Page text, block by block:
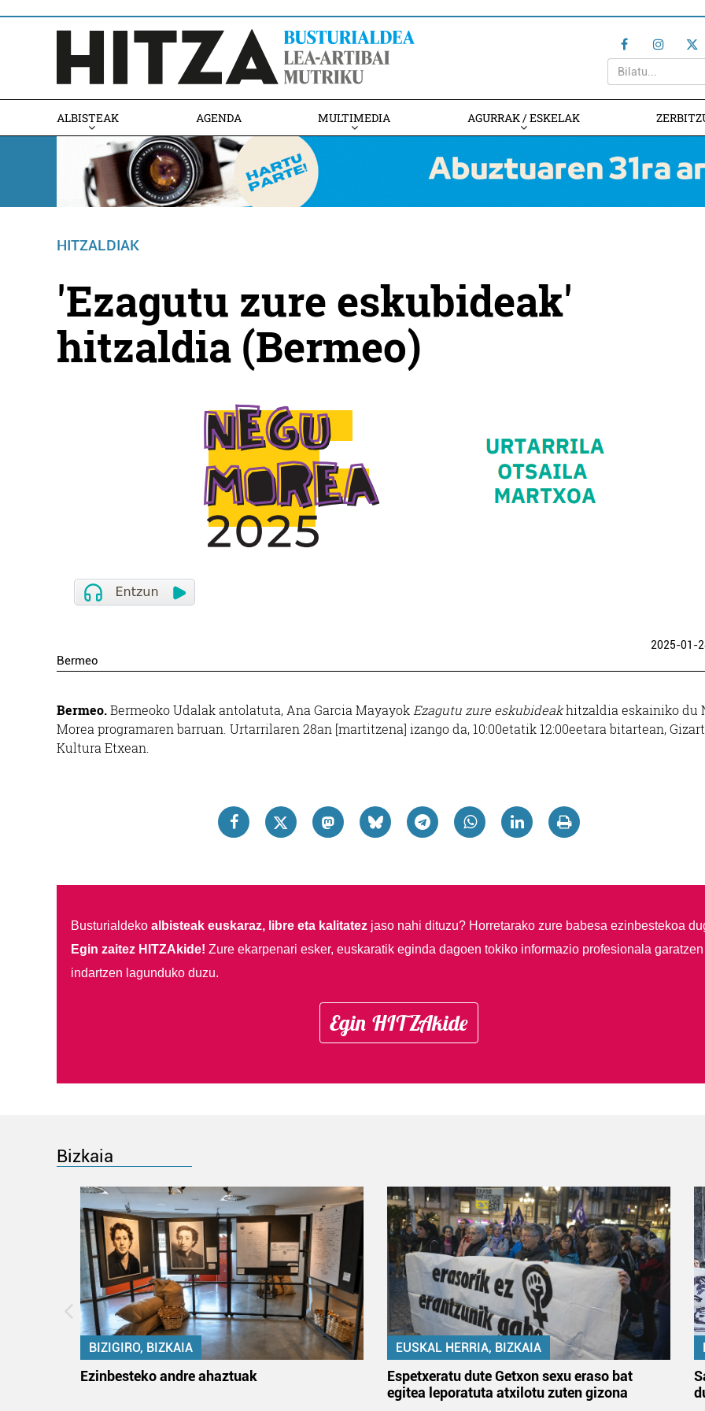
ALBISTEAK AGENDA MULTIMEDIA AGURRAK / ESKELAK
HITZALDIAK
'Ezagutu zure eskubideak'
hitzaldia (Bermeo)
Bermeo
2025-01-
Bermeo.Bermeoko Udalak antolatuta, Ana Garcia Mayayok Ezagutu zure eskubideakhitzaldia eskainiko du
Morea programaren barruan. Urtarrilaren 28an [martitzena] izango da, 10:00etatik 12:00eetara bitartean,
Kultura Etxean.
Busturialdeko albisteak euskaraz, libre eta kalitatezjaso nahi dituzu? Horretarako zure babesa ezinbestekoa
Egin zaitez HITZAkide! Zure ekarpenari esker, euskaratik eginda dagoen tokiko informazio profesionala garatzen
indartzen lagunduko duzu.
Egin HITZAkide
Bizkaia
BIZIGIRO, BIZKAIA
Ezinbesteko andre ahaztuak
EUSKAL HERRIA, BIZKAIA
Espetxeratu dute Getxon sexu eraso bat
egitea leporatuta atxilotu zuten gizona